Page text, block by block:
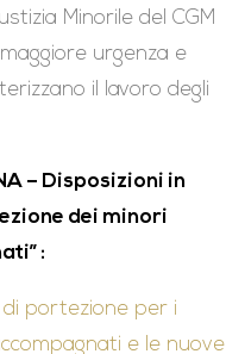
Minorile del CGM
urgenza e
il lavoro degli
– Disposizioni in
dei minori
:
di portezione per i
e le nuove